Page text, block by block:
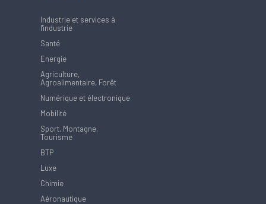
Industrie et services à
l'industrie
Santé
Energie
Agriculture,
Agroalimentaire, Forêt
Numérique et électronique
Mobilité
Sport, Montagne,
Tourisme
BTP
Luxe
Chimie
Aéronautique